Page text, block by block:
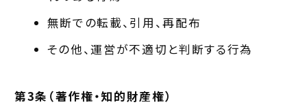
無断での転載、引用、再配布
その他、運営が不適切と判断する行為
第3条（著作権・知的財産権）